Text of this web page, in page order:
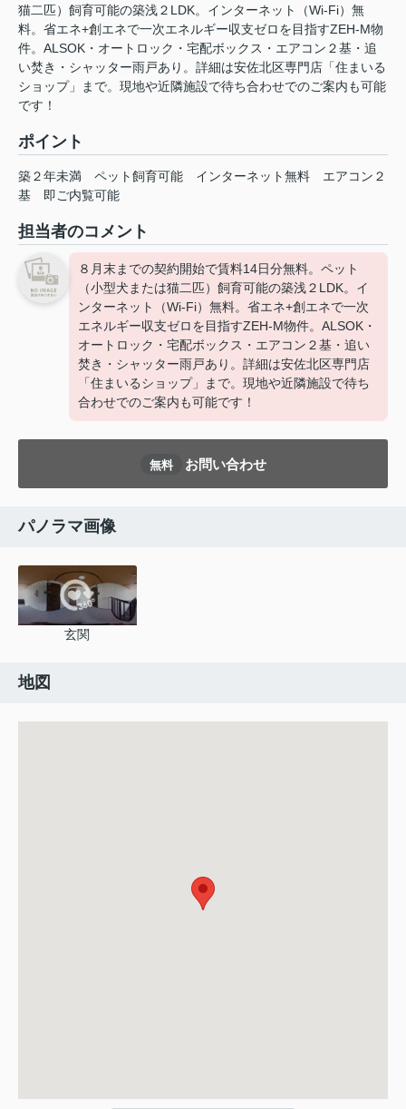
猫二匹）飼育可能の築浅２LDK。インターネット（Wi-Fi）無
料。省エネ+創エネで一次エネルギー収支ゼロを目指すZEH-M物
件。ALSOK・オートロック・宅配ボックス・エアコン２基・追
い焚き・シャッター雨戸あり。詳細は安佐北区専門店「住まいる
ショップ」まで。現地や近隣施設で待ち合わせでのご案内も可能
です！
ポイント
築２年未満 ペット飼育可能 インターネット無料
エアコン２
基
即ご内覧可能
担当者のコメント
８月末までの契約開始で賃料14日分無料。ペット
（小型犬または猫二匹）飼育可能の築浅２LDK。イ
ンターネット（Wi-Fi）無料。省エネ+創エネで一次
エネルギー収支ゼロを目指すZEH-M物件。ALSOK・
オートロック・宅配ボックス・エアコン２基・追い
焚き・シャッター雨戸あり。詳細は安佐北区専門店
「住まいるショップ」まで。現地や近隣施設で待ち
合わせでのご案内も可能です！
無料 お問い合わせ
パノラマ画像
玄関
地図